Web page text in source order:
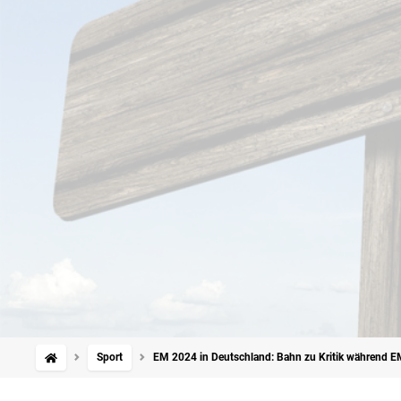
Sport EM 2024 in Deutschland: Bahn zu Kritik während